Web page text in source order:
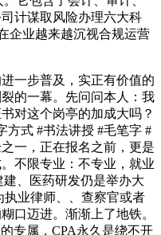
计谋取风险办理六大科
企业越来越沉视合规运营
一步普及，实正有价值的
的一幕。先问问本人：我
对这个岗亭的加成大吗？
方式 #书法讲授 #毛笔字 #
一，正在报名之前，更是
不限专业：不专业，就业
、医药研发仍是举办大
业律师、、查察官或者
口迈进。渐渐上了地铁。
专属，CPA永久是绕不开